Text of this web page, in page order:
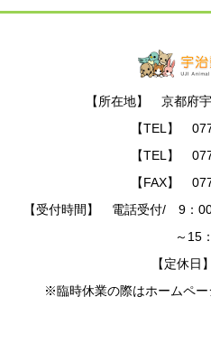
【所在地】 京都府
【TEL】
【TEL】
【FAX】
【受付時間】 電話受付/ 9：
～15
【定休
※臨時休業の際はホームペ